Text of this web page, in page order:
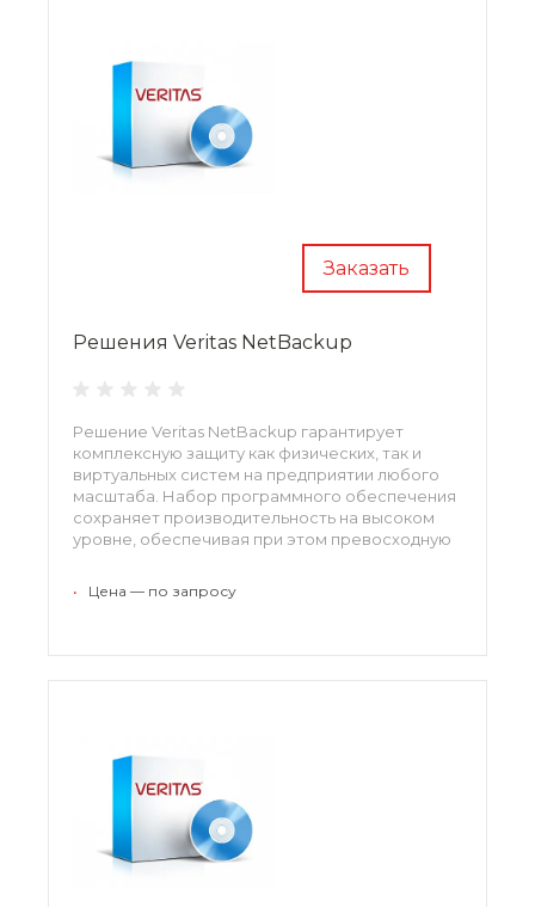
Заказать
Решения Veritas NetBackup
Решение Veritas NetBackup гарантирует
комплексную защиту как физических, так и
виртуальных систем на предприятии любого
масштаба. Набор программного обеспечения
сохраняет производительность на высоком
уровне, обеспечивая при этом превосходную
требующее лишь минимального
• Цена — по запросу